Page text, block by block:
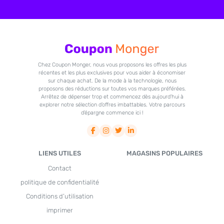
Chez Coupon Monger, nous vous proposons les offres les plus
récentes et les plus exclusives pour vous aider à économiser
sur chaque achat. De la mode à la technologie, nous
proposons des réductions sur toutes vos marques préférées.
Arrêtez de dépenser trop et commencez dès aujourd’hui à
explorer notre sélection d’offres imbattables. Votre parcours
d’épargne commence ici !
LIENS UTILES
Contact
politique de confidentialité
Conditions d’utilisation
imprimer
MAGASINS POPULAIRES